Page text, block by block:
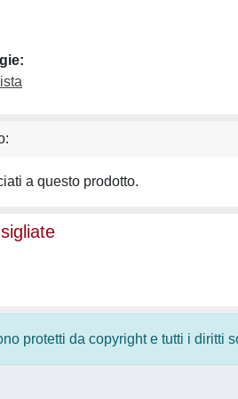
a questo prodotto.
protetti da copyright e tutti i diritti